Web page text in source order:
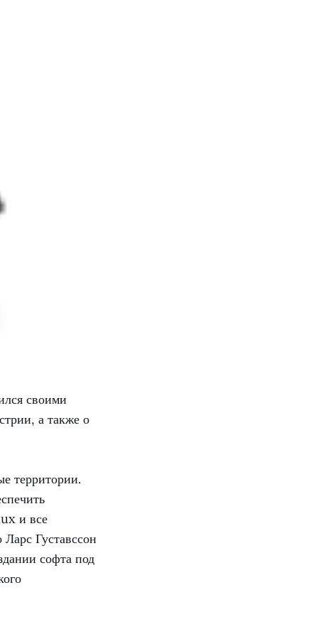
своими
а также о
территории.
и все
Густавссон
софта под